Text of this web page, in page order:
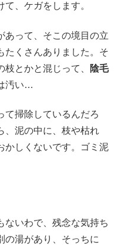
、ケガをします。
あって、そこの境目の立
たくさんありました。そ
とかと混じって、
陰毛
汚い…
て掃除しているんだろ
、泥の中に、枝や枯れ
かしくないです。ゴミ泥
ないわで、残念な気持ち
の湯があり、そっちに